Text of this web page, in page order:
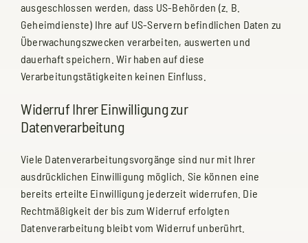
ausgeschlossen werden, dass US-Behörden (z. B.
Geheimdienste) Ihre auf US-Servern befindlichen Daten zu
Überwachungszwecken verarbeiten, auswerten und
dauerhaft speichern. Wir haben auf diese
Verarbeitungstätigkeiten keinen Einfluss.
Widerruf Ihrer Einwilligung zur
Datenverarbeitung
Viele Datenverarbeitungsvorgänge sind nur mit Ihrer
ausdrücklichen Einwilligung möglich. Sie können eine
bereits erteilte Einwilligung jederzeit widerrufen. Die
Rechtmäßigkeit der bis zum Widerruf erfolgten
Datenverarbeitung bleibt vom Widerruf unberührt.